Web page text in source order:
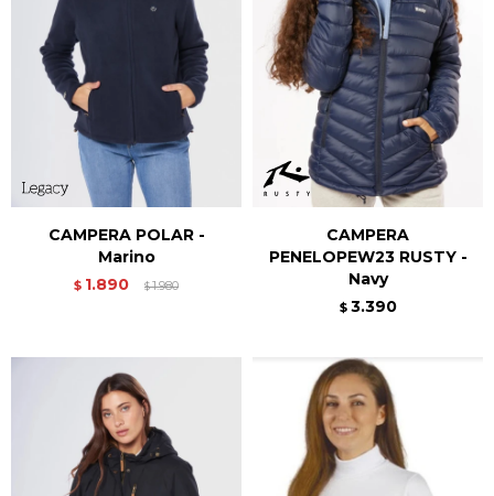
CAMPERA POLAR -
Marino
$ 1.890 $1.980
CAMPERA
PENELOPEW23 RUSTY -
Navy
$ 3.390